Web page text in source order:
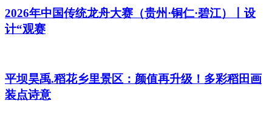
2026年中国传统龙舟大赛（贵州·铜仁·碧江）丨设
计“观赛
平坝昊禹.稻花乡里景区：颜值再升级！多彩稻田画
装点诗意